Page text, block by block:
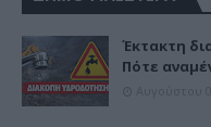
Έκτακτη
Πότε